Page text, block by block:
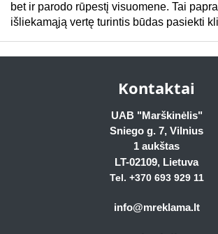
bet ir parodo rūpestį visuomene. Tai
išliekamąją vertę turintis būdas pasiekti
Kontaktai
UAB "Marškinėlis"
Sniego g. 7, Vilnius
1 aukštas
LT-02109, Lietuva
Tel. +370 693 929 11
info@mreklama.lt